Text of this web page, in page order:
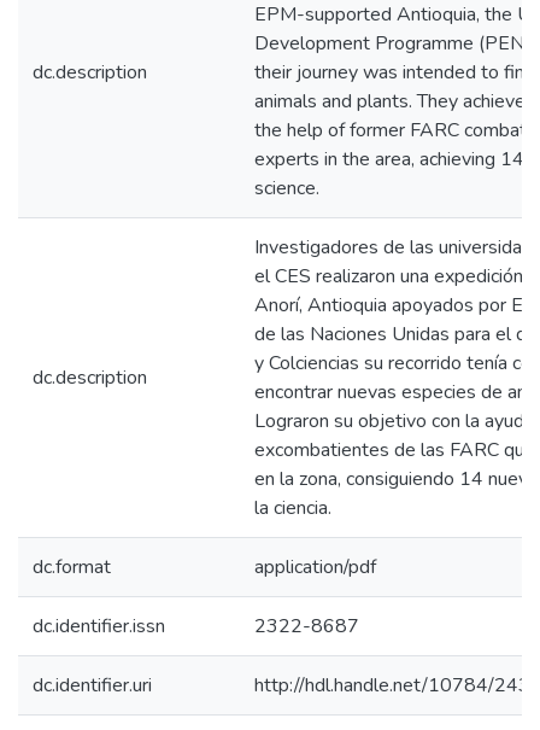
dc.description
EPM-supported Antioquia, the
Development Programme
their journey was intended to
animals and plants. They
the help of former FARC
experts in the area, achieving 14
science.
dc.description
Investigadores de las
el CES realizaron una expedición
Anorí, Antioquia apoyados por
de las Naciones Unidas para el
y Colciencias su recorrido tenía
encontrar nuevas especies de
Lograron su objetivo con la ayuda
excombatientes de las FARC
en la zona, consiguiendo 14
la ciencia.
dc.format application/pdf
dc.identifier.issn 2322-8687
dc.identifier.uri http://hdl.handle.net/10784/